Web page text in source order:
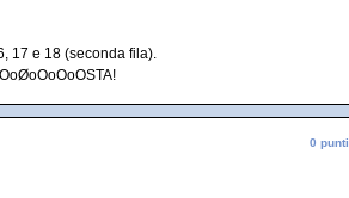
17 e 18 (seconda fila).
0 punti